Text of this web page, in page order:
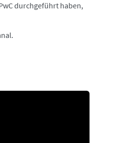
durchgeführt haben,